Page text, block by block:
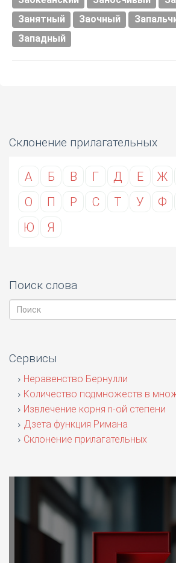
Занятный
Заочный
Западный
Склонение прилагательных
А Б В Г Д Е Ж
О
П Р С Т У Ф
Ю
Я
Поиск слова
Сервисы
Неравенство Бернулли
Количество подмножеств в
Извлечение корня n-ой степени
Дзета функция Римана
Склонение прилагательных